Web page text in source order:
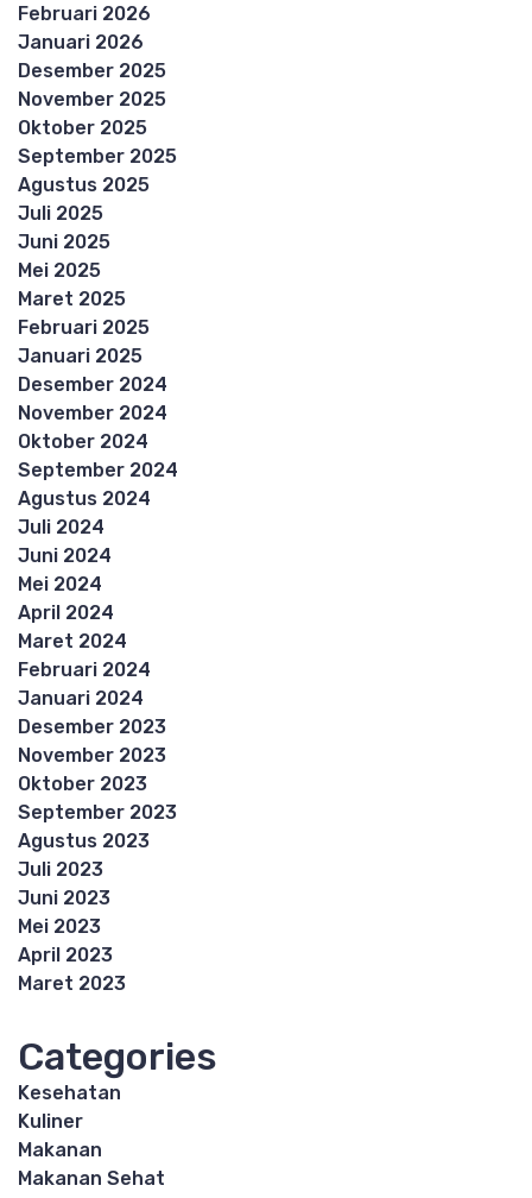
Februari 2026
Januari 2026
Desember 2025
November 2025
Oktober 2025
September 2025
Agustus 2025
Juli 2025
Juni 2025
Mei 2025
Maret 2025
Februari 2025
Januari 2025
Desember 2024
November 2024
Oktober 2024
September 2024
Agustus 2024
Juli 2024
Juni 2024
Mei 2024
April 2024
Maret 2024
Februari 2024
Januari 2024
Desember 2023
November 2023
Oktober 2023
September 2023
Agustus 2023
Juli 2023
Juni 2023
Mei 2023
April 2023
Maret 2023
Categories
Kesehatan
Kuliner
Makanan
Makanan Sehat